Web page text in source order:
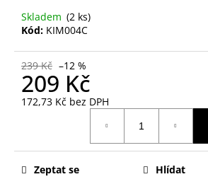
Skladem (2 ks)
Kód: KIM004C
239 Kč –12 %
209 Kč
172,73 Kč bez DPH
Zeptat se Hlídat
u
e
m
NEHTY
TIPS